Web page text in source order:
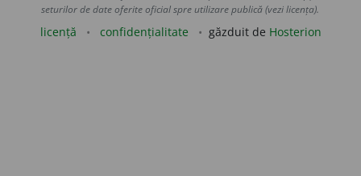
seturilor de date oferite oficial spre utilizare publică (vezi licența).
licență confidențialitate găzduit de Hosterion